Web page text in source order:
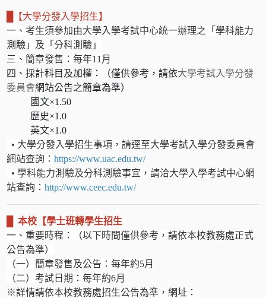
【大學分發入學招生】
一、考生須參加由大學入學考試中心統一辦理之「學科能力
測驗」及「分科測驗」
三、簡章發售：每年11月
四、採計科目及加權：（僅供參考，請依大學考試入學分發
委員會網站公告之簡章為準）
國文×1.50
歷史×1.0
英文×1.0
• 大學分發入學招生事項，請逕至大學考試入學分發委員會
網站查詢：https://www.uac.edu.tw/
• 學科能力測驗及分科測驗事宜，請洽大學入學考試中心網
站查詢：http://www.ceec.edu.tw/
█本校 【學士班轉學生招生
一、重要時程：（以下時間僅供參考，請依本校教務處正式
公告為準）
（一）簡章發售及公告：每年約5月
（二）考試日期：每年約6月
※詳情請依本校教務處招生公告為準，網址：